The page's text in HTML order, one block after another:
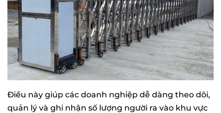
Điều này giúp các doanh nghiệp dễ dàng theo dõi,
quản lý và ghi nhận số lượng người ra vào khu vực